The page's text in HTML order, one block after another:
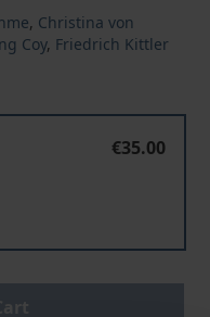
, Christina von
Coy, Friedrich Kittler
€35.00